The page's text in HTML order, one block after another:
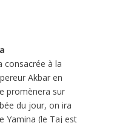
consacrée à la
Akbar en
promènera sur
du jour, on ira
Yamina (le Taj est